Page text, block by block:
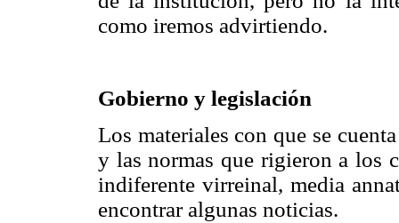
como iremos advirtiendo.
Gobierno y legislación
Los materiales con que se
y las normas que rigieron a los
indiferente virreinal, media
encontrar algunas noticias.